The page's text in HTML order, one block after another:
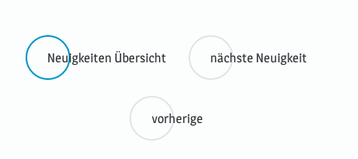
Neuigkeiten Übersicht nächste Neuigkeit
vorherige